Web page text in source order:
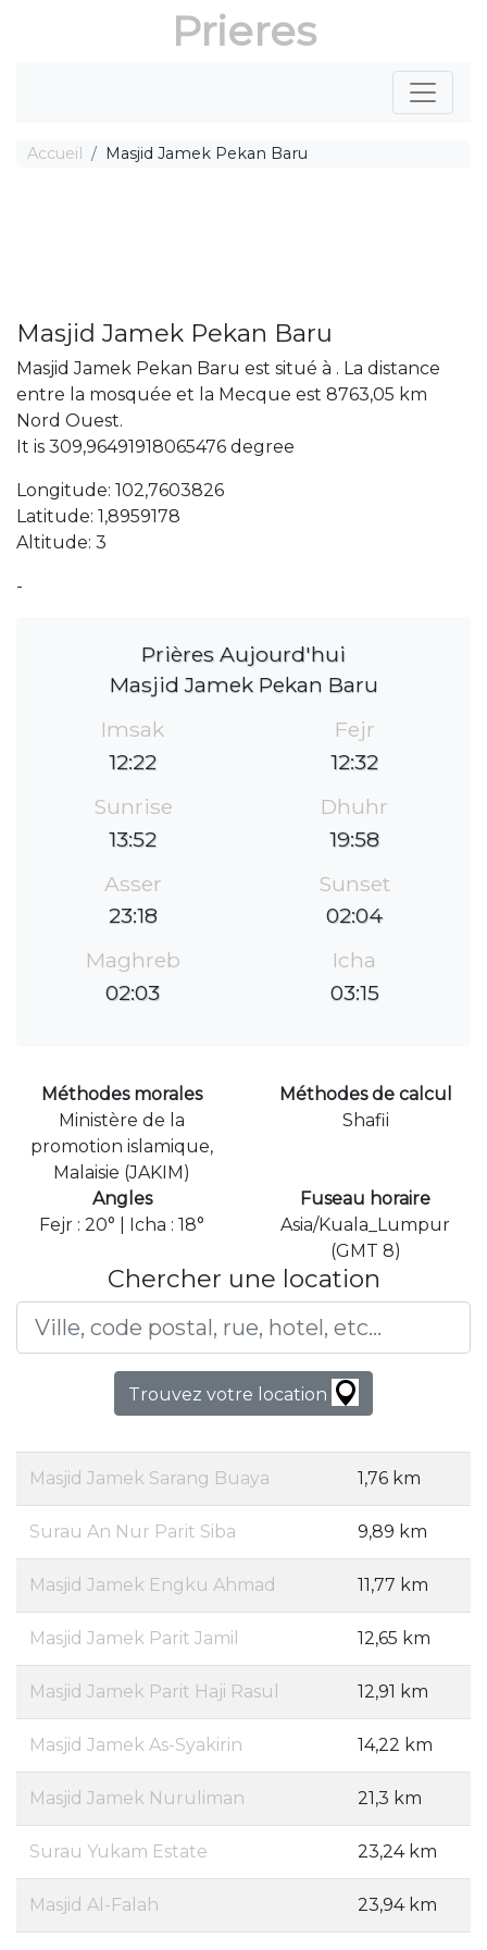
Prieres
Accueil Masjid Jamek Pekan Baru
Masjid Jamek Pekan Baru
Masjid Jamek Pekan Baru est situé à . La distance
entre la mosquée et la Mecque est 8763,05 km
Nord Ouest.
It is 309,96491918065476 degree
Longitude: 102,7603826
Latitude: 1,8959178
Altitude: 3
-
Prières Aujourd'hui
Masjid Jamek Pekan Baru
Imsak
12:22
Fejr
12:32
Sunrise
13:52
Dhuhr
19:58
Asser
23:18
Sunset
02:04
Maghreb
02:03
Icha
03:15
Méthodes morales
Ministère de la
promotion islamique,
Malaisie (JAKIM)
Méthodes de calcul
Shafii
Angles
Fejr : 20° | Icha : 18°
Fuseau horaire
Asia/Kuala_Lumpur
(GMT 8)
Chercher une location
Trouvez votre location
Masjid Jamek Sarang Buaya 1,76 km
Surau An Nur Parit Siba 9,89 km
Masjid Jamek Engku Ahmad 11,77 km
Masjid Jamek Parit Jamil 12,65 km
Masjid Jamek Parit Haji Rasul 12,91 km
Masjid Jamek As-Syakirin 14,22 km
Masjid Jamek Nuruliman 21,3 km
Surau Yukam Estate 23,24 km
Masjid Al-Falah 23,94 km